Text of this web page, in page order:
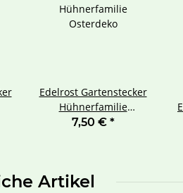
Edelrost Gartenstecker
Hühnerfamilie
Osterdeko
7,50 € *
Artikel